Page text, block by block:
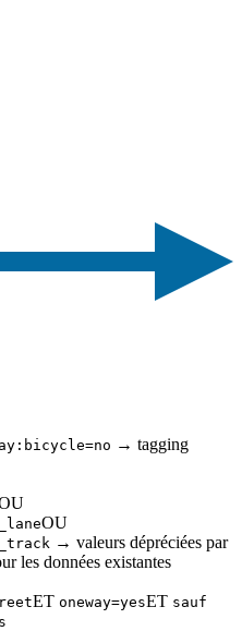
→ tagging
OU
→ valeurs dépréciées par
les données existantes
ET oneway=yesET sauf